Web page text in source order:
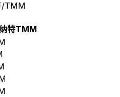
TMM
特TMM